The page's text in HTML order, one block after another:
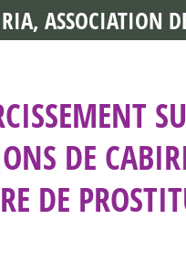
DE
DE
ASSOCIATION